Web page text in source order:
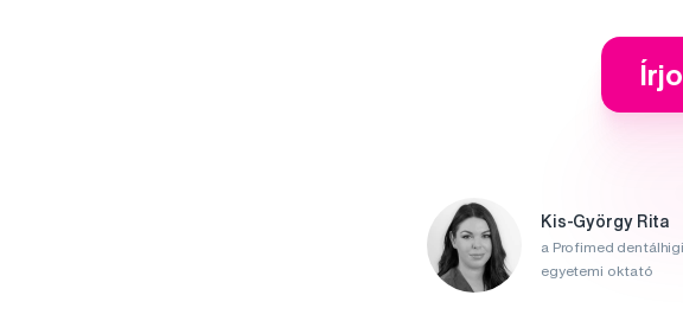
Kis-György Rita
a Profimed
egyetemi oktató